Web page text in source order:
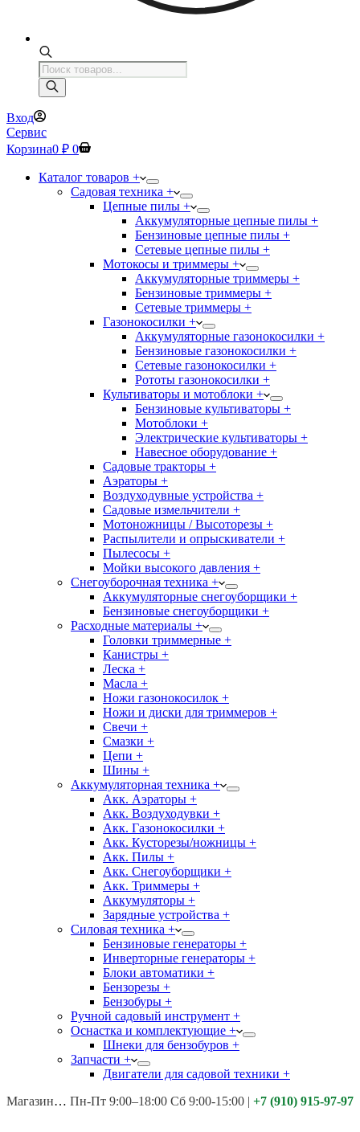
Поиск
товаров
Вход
Сервис
Корзина0 ₽ 0
Каталог товаров +
Садовая техника +
Цепные пилы +
Аккумуляторные цепные пилы +
Бензиновые цепные пилы +
Сетевые цепные пилы +
Мотокосы и триммеры +
Аккумуляторные триммеры +
Бензиновые триммеры +
Сетевые триммеры +
Газонокосилки +
Аккумуляторные газонокосилки +
Бензиновые газонокосилки +
Сетевые газонокосилки +
Рототы газонокосилки +
Культиваторы и мотоблоки +
Бензиновые культиваторы +
Мотоблоки +
Электрические культиваторы +
Навесное оборудование +
Садовые тракторы +
Аэраторы +
Воздуходувные устройства +
Садовые измельчители +
Мотоножницы / Высоторезы +
Распылители и опрыскиватели +
Пылесосы +
Мойки высокого давления +
Снегоуборочная техника +
Аккумуляторные снегоуборщики +
Бензиновые снегоуборщики +
Расходные материалы +
Головки триммерные +
Канистры +
Леска +
Масла +
Ножи газонокосилок +
Ножи и диски для триммеров +
Свечи +
Смазки +
Цепи +
Шины +
Аккумуляторная техника +
Акк. Аэраторы +
Акк. Воздуходувки +
Акк. Газонокосилки +
Акк. Кусторезы/ножницы +
Акк. Пилы +
Акк. Снегоуборщики +
Акк. Триммеры +
Аккумуляторы +
Зарядные устройства +
Силовая техника +
Бензиновые генераторы +
Инверторные генераторы +
Блоки автоматики +
Бензорезы +
Бензобуры +
Ручной садовый инструмент +
Оснастка и комплектующие +
Шнеки для бензобуров +
Запчасти +
Двигатели для садовой техники +
Магазины: Калуга ул. Московская д.113
Пн-Пт 9:00–18:00 Сб 9:00-15:00 | +7 (910) 915-97-97